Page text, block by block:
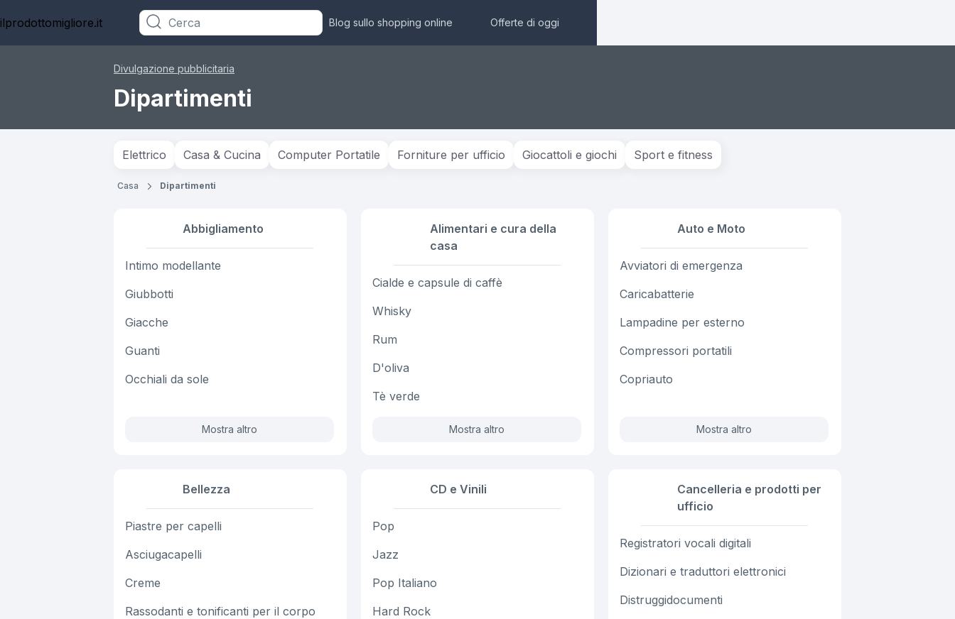
ilprodottomigliore.it Blog sullo shopping online Offerte di oggi
Divulgazione pubblicitaria
Dipartimenti
Elettrico Casa & Cucina Computer Portatile Forniture per ufficio Giocattoli e giochi Sport e fitness
Casa Dipartimenti
Abbigliamento
Intimo modellante
Giubbotti
Giacche
Guanti
Occhiali da sole
Mostra altro
Alimentari e cura della
casa
Cialde e capsule di caffè
Whisky
Rum
D'oliva
Tè verde
Mostra altro
Auto e Moto
Avviatori di emergenza
Caricabatterie
Lampadine per esterno
Compressori portatili
Copriauto
Mostra altro
Bellezza
Piastre per capelli
Asciugacapelli
Creme
Rassodanti e tonificanti per il corpo
CD e Vinili
Pop
Jazz
Pop Italiano
Hard Rock
Cancelleria e prodotti per
ufficio
Registratori vocali digitali
Dizionari e traduttori elettronici
Distruggidocumenti